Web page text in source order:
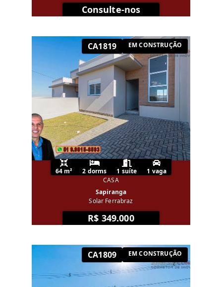
Consulte-nos
CA1819 EM CONSTRUÇÃO
64 m² 2 dorms 1 suíte
1 vaga
CASA
Sapiranga
Solar Ferrabraz
R$ 349.000
CA1809 EM CONSTRUÇÃO